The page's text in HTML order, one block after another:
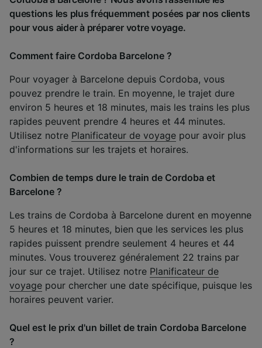
questions les plus fréquemment posées par nos clients
pour vous aider à préparer votre voyage.
Comment faire Cordoba Barcelone ?
Pour voyager à Barcelone depuis Cordoba, vous
pouvez prendre le train. En moyenne, le trajet dure
environ 5 heures et 18 minutes, mais les trains les plus
rapides peuvent prendre 4 heures et 44 minutes.
Utilisez notre Planificateur de voyage pour avoir plus
d'informations sur les trajets et horaires.
Combien de temps dure le train de Cordoba et
Barcelone ?
Les trains de Cordoba à Barcelone durent en moyenne
5 heures et 18 minutes, bien que les services les plus
rapides puissent prendre seulement 4 heures et 44
minutes. Vous trouverez généralement 22 trains par
jour sur ce trajet. Utilisez notre Planificateur de
voyage pour chercher une date spécifique, puisque les
horaires peuvent varier.
Quel est le prix d'un billet de train Cordoba Barcelone
?